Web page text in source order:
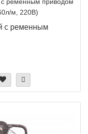
с ременным